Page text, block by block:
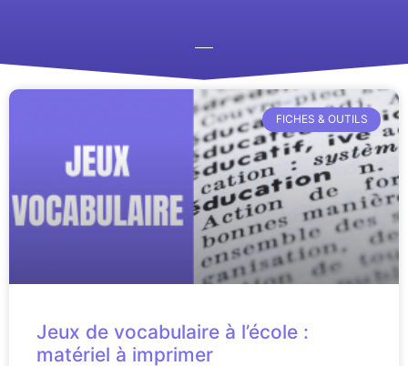
FICHES & OUTILS
Jeux de vocabulaire à l’école :
matériel à imprimer